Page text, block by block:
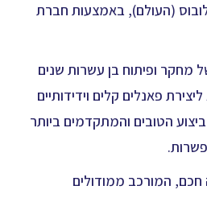
(העולם), באמצעות חברת
מחקר ופיתוח בן עשרות שנים
פאנלים קלים וידידותיים
הטובים והמתקדמים ביותר
המורכב ממודולים